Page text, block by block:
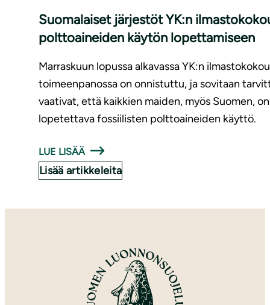
Suomalaiset järjestöt YK:n
polttoaineiden käytön lopettamiseen
Marraskuun lopussa alkavassa YK:n
toimeenpanossa on onnistuttu, ja sovitaan
vaativat, että kaikkien maiden, myös Suomen,
lopetettava fossiilisten polttoaineiden käyttö.
LUE LISÄÄ
Lisää artikkeleita